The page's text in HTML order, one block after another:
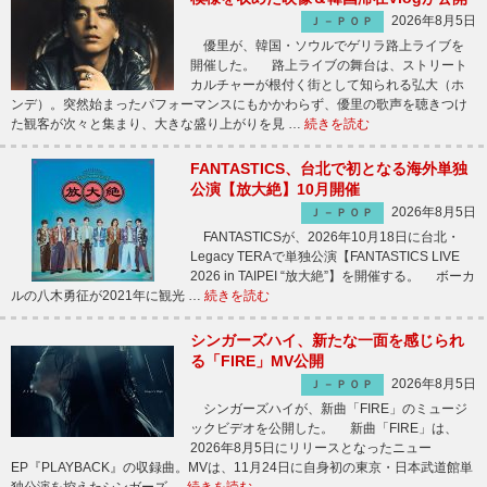
Ｊ－ＰＯＰ
2026年8月5日
優里が、韓国・ソウルでゲリラ路上ライブを
開催した。 路上ライブの舞台は、ストリート
カルチャーが根付く街として知られる弘大（ホ
ンデ）。突然始まったパフォーマンスにもかかわらず、優里の歌声を聴きつけ
た観客が次々と集まり、大きな盛り上がりを見 … 続きを読む
FANTASTICS、台北で初となる海外単独
公演【放大絶】10月開催
Ｊ－ＰＯＰ
2026年8月5日
FANTASTICSが、2026年10月18日に台北・
Legacy TERAで単独公演【FANTASTICS LIVE
2026 in TAIPEI “放大絶”】を開催する。 ボーカ
ルの八木勇征が2021年に観光 … 続きを読む
シンガーズハイ、新たな一面を感じられ
る「FIRE」MV公開
Ｊ－ＰＯＰ
2026年8月5日
シンガーズハイが、新曲「FIRE」のミュージ
ックビデオを公開した。 新曲「FIRE」は、
2026年8月5日にリリースとなったニュー
EP『PLAYBACK』の収録曲。MVは、11月24日に自身初の東京・日本武道館単